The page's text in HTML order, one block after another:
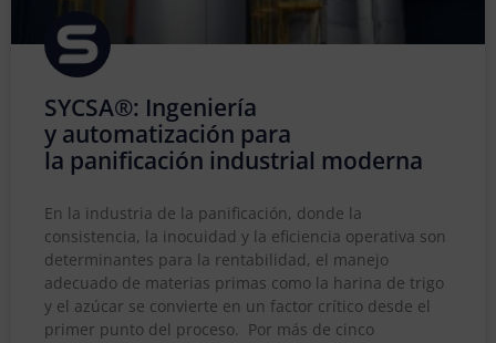
SYCSA®: Ingeniería
y automatización para
la panificación industrial moderna
En la industria de la panificación, donde la
consistencia, la inocuidad y la eficiencia operativa son
determinantes para la rentabilidad, el manejo
adecuado de materias primas como la harina de trigo
y el azúcar se convierte en un factor crítico desde el
primer punto del proceso. Por más de cinco